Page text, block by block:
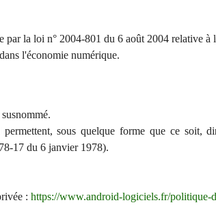
la loi n° 2004-801 du 6 août 2004 relative
l'économie numérique.
sous quelque forme que ce soit,
17 du 6 janvier 1978).
: https://www.android-logiciels.fr/politique-